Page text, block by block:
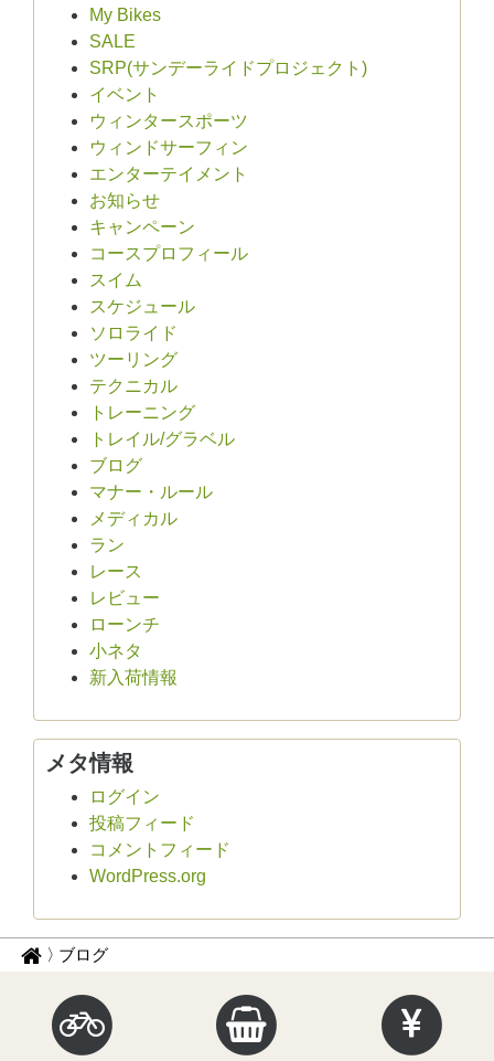
My Bikes
SALE
SRP(サンデーライドプロジェクト)
イベント
ウィンタースポーツ
ウィンドサーフィン
エンターテイメント
お知らせ
キャンペーン
コースプロフィール
スイム
スケジュール
ソロライド
ツーリング
テクニカル
トレーニング
トレイル/グラベル
ブログ
マナー・ルール
メディカル
ラン
レース
レビュー
ローンチ
小ネタ
新入荷情報
メタ情報
ログイン
投稿フィード
コメントフィード
WordPress.org
パ サ
ク
ル
イ
ブログ